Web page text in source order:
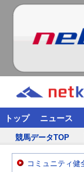
トップ ニュース
競馬データTOP
コミュニティ健